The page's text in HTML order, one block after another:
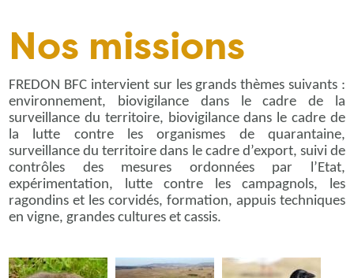
Nos missions
FREDON BFC intervient sur les grands thèmes suivants :
environnement, biovigilance dans le cadre de la
surveillance du territoire, biovigilance dans le cadre de
la lutte contre les organismes de quarantaine,
surveillance du territoire dans le cadre d’export, suivi de
contrôles des mesures ordonnées par l’Etat,
expérimentation, lutte contre les campagnols, les
ragondins et les corvidés, formation, appuis techniques
en vigne, grandes cultures et cassis.